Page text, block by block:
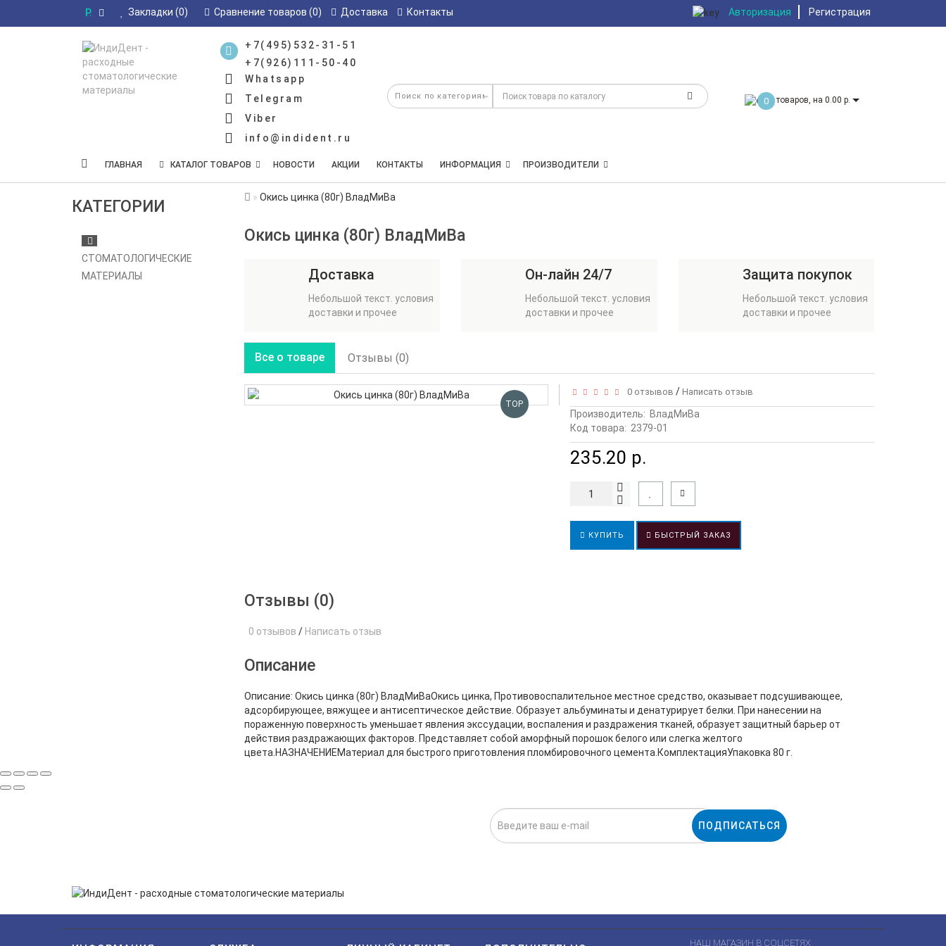
Р. Закладки (0) Сравнение товаров (0) Доставка Контакты Авторизация Регистрация
+7(495)532-31-51
+7(926)111-50-40
Whatsapp
Telegram
Viber
info@indident.ru
0 товаров, на 0.00 р.
ГЛАВНАЯ КАТАЛОГ ТОВАРОВ НОВОСТИ АКЦИИ КОНТАКТЫ ИНФОРМАЦИЯ ПРОИЗВОДИТЕЛИ
КАТЕГОРИИ
СТОМАТОЛОГИЧЕСКИЕ
МАТЕРИАЛЫ
Окись цинка (80г) ВладМиВа
Окись цинка (80г) ВладМиВа
Доставка
Небольшой текст. условия
доставки и прочее
Он-лайн 24/7
Небольшой текст. условия
доставки и прочее
Защита покупок
Небольшой текст. условия
доставки и прочее
Все о товаре Отзывы (0)
TOP
0 отзывов / Написать отзыв
Производитель: ВладМиВа
Код товара: 2379-01
235.20 р.
КУПИТЬ БЫСТРЫЙ ЗАКАЗ
Отзывы (0)
0 отзывов / Написать отзыв
Описание
Описание: Окись цинка (80г) ВладМиВаОкись цинка, Противовоспалительное местное средство, оказывает подсушивающее,
адсорбирующее, вяжущее и антисептическое действие. Образует альбуминаты и денатурирует белки. При нанесении на
пораженную поверхность уменьшает явления экссудации, воспаления и раздражения тканей, образует защитный барьер от
действия раздражающих факторов. Представляет собой аморфный порошок белого или слегка желтого
цвета.НАЗНАЧЕНИЕМатериал для быстрого приготовления пломбировочного цемента.КомплектацияУпаковка 80 г.
ПОДПИСАТЬСЯ
НАШ МАГАЗИН В СОЦСЕТЯХ